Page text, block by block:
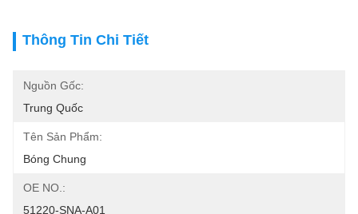
Thông Tin Chi Tiết
Nguồn Gốc:
Trung Quốc
Tên Sản Phẩm:
Bóng Chung
OE NO.:
51220-SNA-A01